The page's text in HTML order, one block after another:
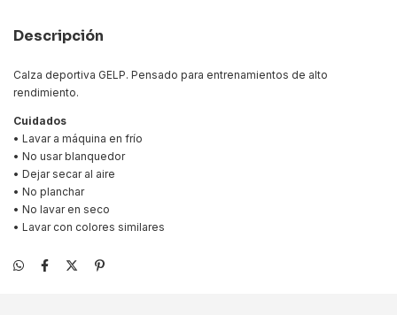
Descripción
Calza deportiva GELP. Pensado para entrenamientos de alto
rendimiento.
Cuidados
• Lavar a máquina en frío
• No usar blanquedor
• Dejar secar al aire
• No planchar
• No lavar en seco
• Lavar con colores similares